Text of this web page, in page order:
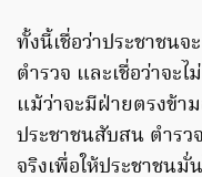
ทั้งนี้เชื่อว่าประชาชน
ตำรวจ และเชื่อว่าจะ
แม้ว่าจะมีฝ่ายตรงข้า
ประชาชนสับสน ตำรว
จริงเพื่อให้ประชาชนมั่